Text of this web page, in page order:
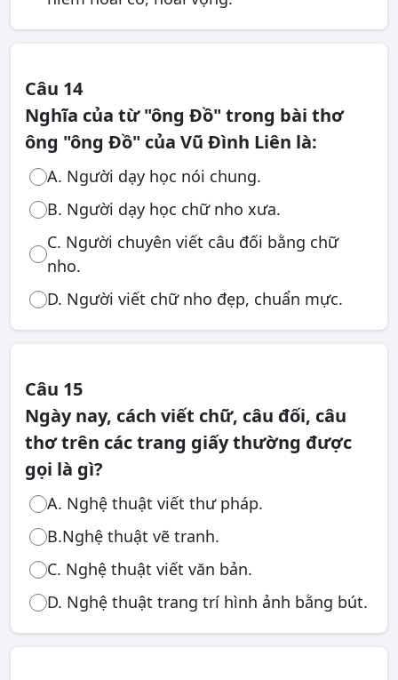
Câu 14
Nghĩa của từ "ông Đồ" trong bài thơ
ông "ông Đồ" của Vũ Đình Liên là:
A. Người dạy học nói chung.
B. Người dạy học chữ nho xưa.
C. Người chuyên viết câu đối bằng chữ
nho.
D. Người viết chữ nho đẹp, chuẩn mực.
Câu 15
Ngày nay, cách viết chữ, câu đối, câu
thơ trên các trang giấy thường được
gọi là gì?
A. Nghệ thuật viết thư pháp.
B.Nghệ thuật vẽ tranh.
C. Nghệ thuật viết văn bản.
D. Nghệ thuật trang trí hình ảnh bằng bút.